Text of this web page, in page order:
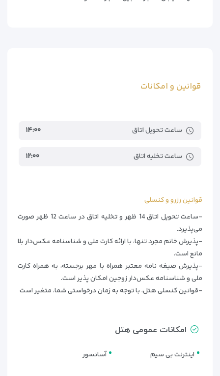
قوانین و امکانات
ساعت تحویل اتاق ۱۴:۰۰
ساعت تخلیه اتاق ۱۲:۰۰
قوانین رزرو و کنسلی
-ساعت تحویل اتاق 14 ظهر و تخلیه اتاق در ساعت 12 ظهر صورت
می‌پذیرد.
-پذیرش خانم مجرد تنها، با ارائه کارت ملی و شناسنامه عکس‌دار بلا
مانع است.
-پذیرش صیغه ‌نامه معتبر همراه با مهر برجسته، به همراه کارت
ملی و شناسنامه عکس‌دار زوجین امکان پذیر است.
-قوانین کنسلی هتل، با توجه به زمان درخواستی شما، متغیر است
امکانات عمومی هتل
اینترنت بی سیم آسانسور